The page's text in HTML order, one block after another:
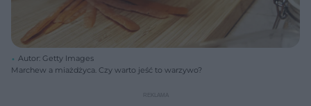
Autor: Getty Images
Marchew a miażdżyca. Czy warto jeść to warzywo?